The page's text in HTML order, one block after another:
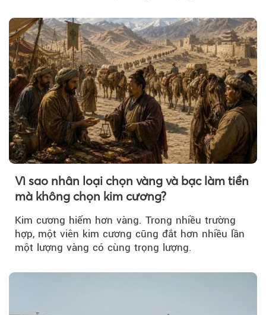
Vì sao nhân loại chọn vàng và bạc làm tiền
mà không chọn kim cương?
Kim cương hiếm hơn vàng. Trong nhiều trường
hợp, một viên kim cương cũng đắt hơn nhiều lần
một lượng vàng có cùng trọng lượng.